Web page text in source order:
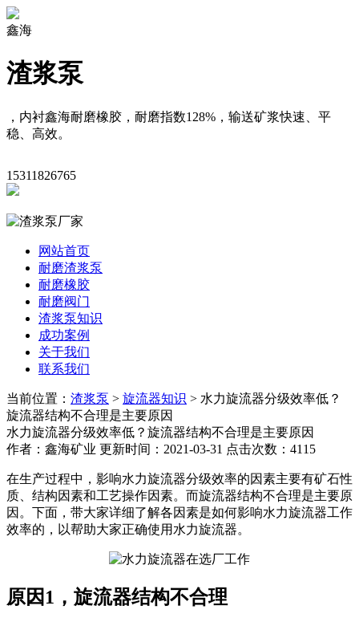
鑫海
渣浆泵
，内衬鑫海耐磨橡胶，耐磨指数128%，输送矿浆快速、平
稳、高效。
15311826765
网站首页
耐磨渣浆泵
耐磨橡胶
耐磨阀门
渣浆泵知识
成功案例
关于我们
联系我们
当前位置： 渣浆泵 > 旋流器知识 > 水力旋流器分级效率低？
旋流器结构不合理是主要原因
水力旋流器分级效率低？旋流器结构不合理是主要原因
作者：鑫海矿业 更新时间：2021-03-31 点击次数：4115
在生产过程中，影响水力旋流器分级效率的因素主要有矿石性
质、结构因素和工艺操作因素。而旋流器结构不合理是主要原
因。下面，带大家详细了解各因素是如何影响水力旋流器工作
效率的，以帮助大家正确使用水力旋流器。
原因1，旋流器结构不合理